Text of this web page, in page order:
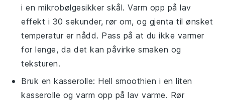
i en mikrobølgesikker skål. Varm opp på lav
effekt i 30 sekunder, rør om, og gjenta til ønsket
temperatur er nådd. Pass på at du ikke varmer
for lenge, da det kan påvirke smaken og
teksturen.
Bruk enkasserolle: Hell smoothien i en liten
kasserolle og varm opp på lav varme. Rør